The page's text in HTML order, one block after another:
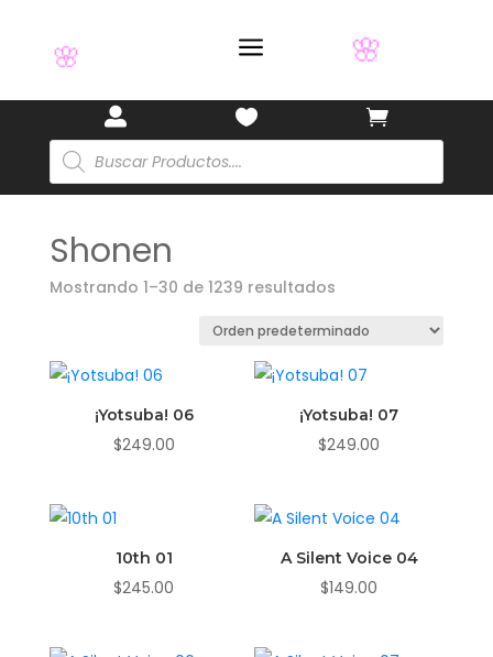
a
 

Búsqueda
de
productos
Shonen
Mostrando 1–30 de 1239 resultados
¡Yotsuba! 06
$249.00
¡Yotsuba! 07
$249.00
10th 01
$245.00
A Silent Voice 04
$149.00
🌸